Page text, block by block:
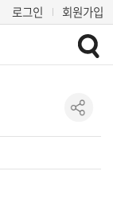
로그인 회원가입